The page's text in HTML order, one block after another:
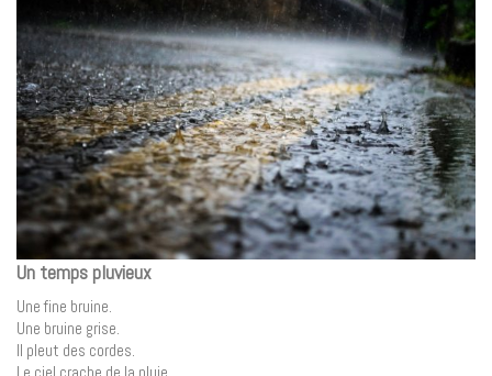
Un temps pluvieux
Une fine bruine.
Une bruine grise.
Il pleut des cordes.